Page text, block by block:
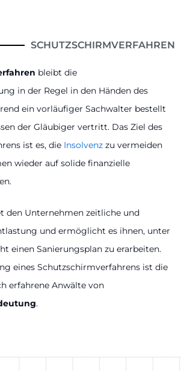
SCHUTZSCHIRMVERFAHREN
bleibt die
in der Regel in den Händen des
ein vorläufiger Sachwalter bestellt
der Gläubiger vertritt. Das Ziel des
ist es, die Insolvenz zu vermeiden
wieder auf solide finanzielle
den Unternehmen zeitliche und
und ermöglicht es ihnen, unter
einen Sanierungsplan zu erarbeiten.
eines Schutzschirmverfahrens ist die
erfahrene Anwälte von
.